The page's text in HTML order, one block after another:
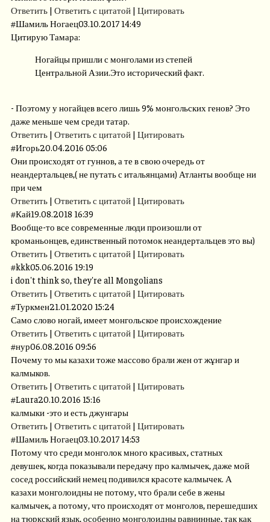
Ответить | Ответить с цитатой | Цитировать
#Шамиль Ногаец03.10.2017 14:49
Цитирую Тамара:
Ногайцы пришли с монголами из степей
Центральной Азии.Это исторический факт.
- Поэтому у ногайцев всего лишь 9% монгольских генов? Это
даже меньше чем среди татар.
Ответить | Ответить с цитатой | Цитировать
#Игорь20.04.2016 05:06
Они происходят от гуннов, а те в свою очередь от
неандертальцев,( не путать с итальянцами) Атланты вообще ни
при чем
Ответить | Ответить с цитатой | Цитировать
#Кай19.08.2018 16:39
Вообще-то все современные люди произошли от
кроманьонцев, единственный потомок неандертальцев это вы)
Ответить | Ответить с цитатой | Цитировать
#kkk05.06.2016 19:19
i don't think so, they're all Mongolians
Ответить | Ответить с цитатой | Цитировать
#Туркмен21.01.2020 15:24
Само слово ногай, имеет монгольское происхождение
Ответить | Ответить с цитатой | Цитировать
#нур06.08.2016 09:56
Почему то мы казахи тоже массово брали жен от жұнгар и
калмыков.
Ответить | Ответить с цитатой | Цитировать
#Laura20.10.2016 15:16
калмыки -это и есть джунгары
Ответить | Ответить с цитатой | Цитировать
#Шамиль Ногаец03.10.2017 14:53
Потому что среди монголок много красивых, статных
девушек, когда показывали передачу про калмычек, даже мой
сосед российский немец подивился красоте калмычек. А
казахи монголоидны не потому, что брали себе в жены
калмычек, а потому, что происходят от монголов, перешедших
на тюркский язык, особенно монголоидны равнинные, так как